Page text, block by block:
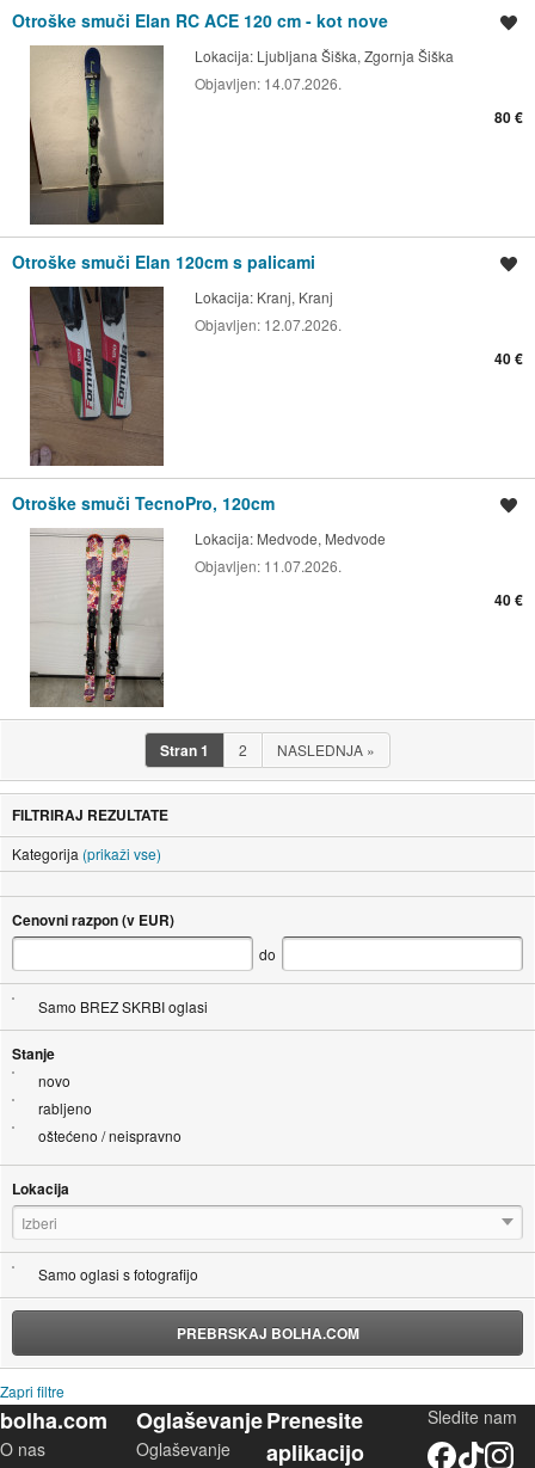
Otroške smuči Elan RC ACE 120 cm - kot nove
Lokacija: Ljubljana Šiška, Zgornja Šiška
Objavljen: 14.07.2026.
80 €
Otroške smuči Elan 120cm s palicami
Lokacija: Kranj, Kranj
Objavljen: 12.07.2026.
40 €
Otroške smuči TecnoPro, 120cm
Lokacija: Medvode, Medvode
Objavljen: 11.07.2026.
40 €
Stran1 2 NASLEDNJA »
FILTRIRAJ REZULTATE
Kategorija (prikaži vse)
Cenovni razpon (v EUR)
do
Samo BREZ SKRBI oglasi
Stanje
novo
rabljeno
oštećeno / neispravno
Lokacija
Izberi
Samo oglasi s fotografijo
PREBRSKAJ BOLHA.COM
Zapri filtre
bolha.com
O nas
Oglaševanje
Oglaševanje
Prenesite
aplikacijo
Sledite nam